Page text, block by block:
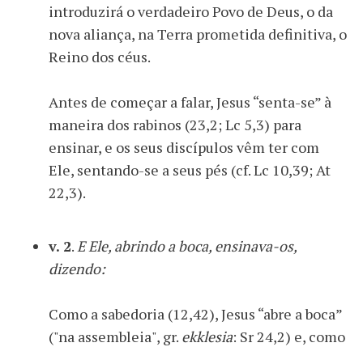
introduzirá o verdadeiro Povo de Deus, o da
nova aliança, na Terra prometida definitiva, o
Reino dos céus.
Antes de começar a falar, Jesus “senta-se” à
maneira dos rabinos (23,2; Lc 5,3) para
ensinar, e os seus discípulos vêm ter com
Ele, sentando-se a seus pés (cf. Lc 10,39; At
22,3).
v. 2.E Ele, abrindo a boca, ensinava-os,
dizendo:
Como a sabedoria (12,42), Jesus “abre a boca”
("na assembleia", gr. ekklesia: Sr 24,2) e, como